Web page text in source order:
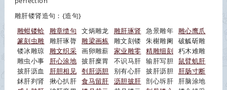
雕肝镂肾造句：{造句}
雕蚶镂蛤
雕章缋句 文炳雕龙 雕肝琢肾 急景雕年 雕心鹰爪
篆刻虫雕
雕肝琢膂 雕梁画栋 雕文刻镂 朱榭雕阑
破觚斫雕
镂冰雕琼
雕文织采 画卵雕薪 家业雕零 精雕细刻 朽木难雕
雕虫小事
肝心涂地 披肝糜胃 不识马肝 输肝写胆
鼠臂虮肝
披肝沥血
肝胆相见 刳肝沥胆 别有心肝 披肝沥胆
肝肠寸断
鉥肝刿肾
揪心扒肝 食马留肝 沥胆披肝 剖心坼肝
肝脑涂地